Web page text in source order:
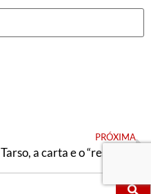
PRÓXIMA
Tarso, a carta e o “respeito”